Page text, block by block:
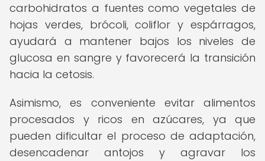
carbohidratos a fuentes como vegetales de
hojas verdes, brócoli, coliflor y espárragos,
ayudará a mantener bajos los niveles de
glucosa en sangre y favorecerá la transición
hacia la cetosis.
Asimismo, es conveniente evitar alimentos
procesados y ricos en azúcares, ya que
pueden dificultar el proceso de adaptación,
desencadenar antojos y agravar los